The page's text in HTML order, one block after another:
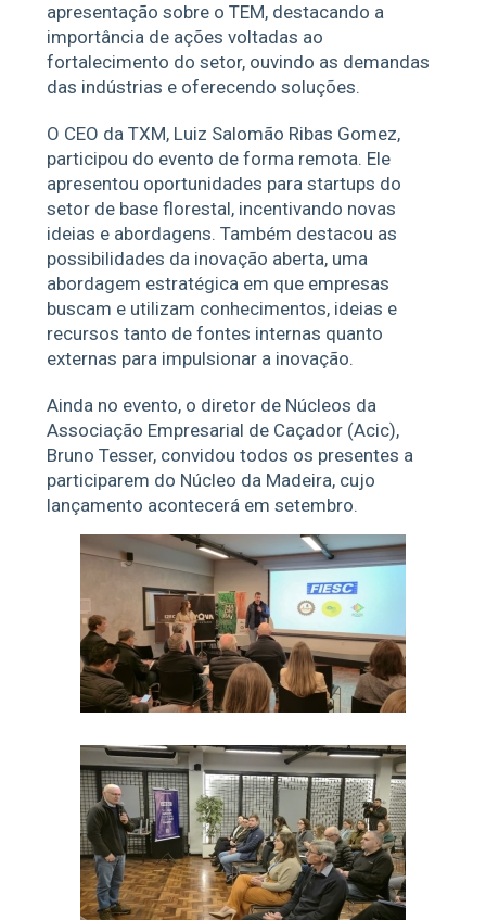
apresentação sobre o TEM, destacando a
importância de ações voltadas ao
fortalecimento do setor, ouvindo as demandas
das indústrias e oferecendo soluções.
O CEO da TXM, Luiz Salomão Ribas Gomez,
participou do evento de forma remota. Ele
apresentou oportunidades para startups do
setor de base florestal, incentivando novas
ideias e abordagens. Também destacou as
possibilidades da inovação aberta, uma
abordagem estratégica em que empresas
buscam e utilizam conhecimentos, ideias e
recursos tanto de fontes internas quanto
externas para impulsionar a inovação.
Ainda no evento, o diretor de Núcleos da
Associação Empresarial de Caçador (Acic),
Bruno Tesser, convidou todos os presentes a
participarem do Núcleo da Madeira, cujo
lançamento acontecerá em setembro.